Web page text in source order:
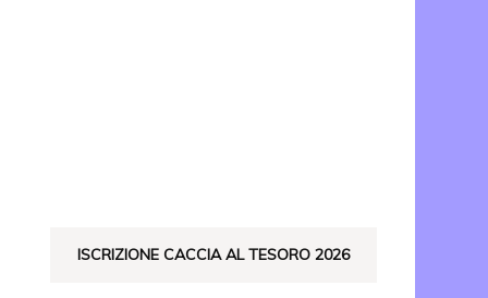
ISCRIZIONE CACCIA AL TESORO 2026